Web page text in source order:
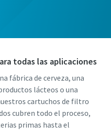
todas las aplicaciones
fábrica de cerveza, una
lácteos o una
cartuchos de filtro
cubren todo el proceso,
primas hasta el